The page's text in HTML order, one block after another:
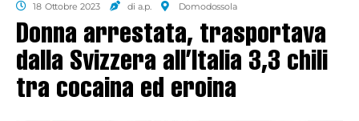
18 Ottobre 2023 di a.p. Domodossola
Donna arrestata, trasportava
dalla Svizzera all’Italia 3,3 chili
tra cocaina ed eroina